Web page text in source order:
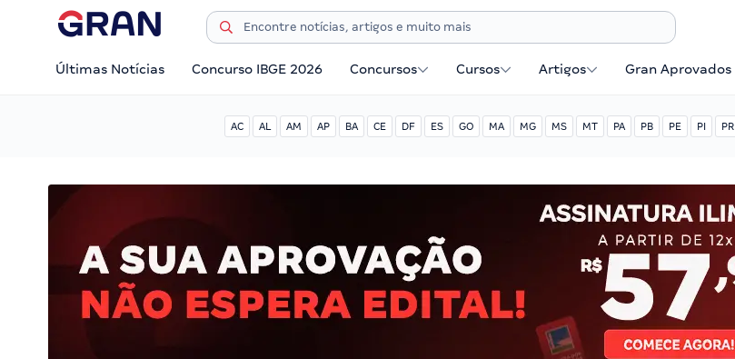
Últimas Notícias Concurso IBGE 2026 Concursos Cursos Artigos Gran Aprovados
AC AL AM AP BA CE DF ES GO MA MG MS MT PA PB PE PI PR